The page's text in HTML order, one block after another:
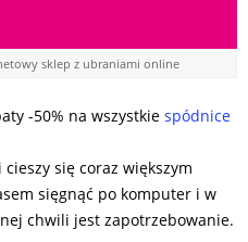
sklep z ubraniami online
-50% na wszystkie spódnice
się coraz większym
sięgnąć po komputer i w
chwili jest zapotrzebowanie.